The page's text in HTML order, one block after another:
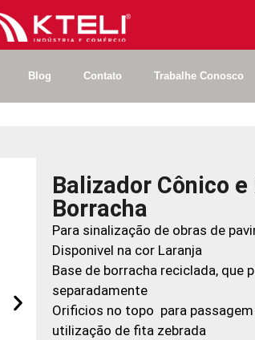
Blog Contato Trabalhe Conosco
Balizador Cônico e
Borracha
Para sinalização de obras de
Disponivel na cor Laranja
Base de borracha reciclada, que
separadamente
Orificios no topo para
utilização de fita zebrada